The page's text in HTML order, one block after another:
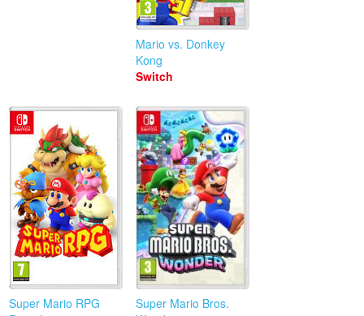
Mario vs. Donkey
Kong
Switch
Super Mario RPG
Super Mario Bros.